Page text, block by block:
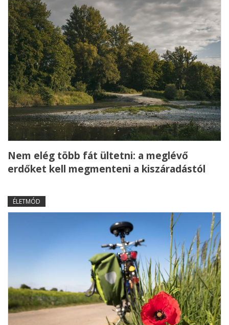
Nem elég több fát ültetni: a meglévő
erdőket kell megmenteni a kiszáradástól
ÉLETMÓD